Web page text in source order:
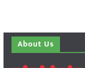
About Us